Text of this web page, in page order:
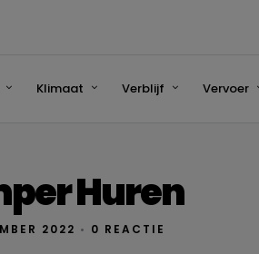
Klimaat Verblijf Vervoer
Huren
2022 • 0 REACTIE